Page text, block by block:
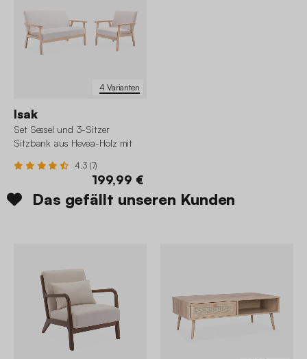
4 Varianten
Isak
Set Sessel und 3-Sitzer
Sitzbank aus Hevea-Holz mit
4.3 (7)
199,99 €
Das gefällt unseren Kunden